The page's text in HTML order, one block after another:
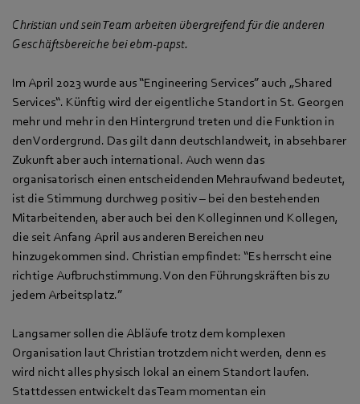
Christian und sein Team arbeiten übergreifend für die anderen
Geschäftsbereiche bei ebm‑papst.
Im April 2023 wurde aus “Engineering Services” auch „Shared
Services“. Künftig wird der eigentliche Standort in St. Georgen
mehr und mehr in den Hintergrund treten und die Funktion in
den Vordergrund. Das gilt dann deutschlandweit, in absehbarer
Zukunft aber auch international. Auch wenn das
organisatorisch einen entscheidenden Mehraufwand bedeutet,
ist die Stimmung durchweg positiv – bei den bestehenden
Mitarbeitenden, aber auch bei den Kolleginnen und Kollegen,
die seit Anfang April aus anderen Bereichen neu
hinzugekommen sind. Christian empfindet: “Es herrscht eine
richtige Aufbruchstimmung. Von den Führungskräften bis zu
jedem Arbeitsplatz.”
Langsamer sollen die Abläufe trotz dem komplexen
Organisation laut Christian trotzdem nicht werden, denn es
wird nicht alles physisch lokal an einem Standort laufen.
Stattdessen entwickelt das Team momentan ein